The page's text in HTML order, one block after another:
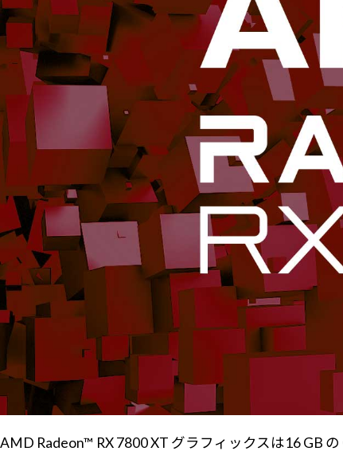
AMD Radeon™ RX 7800 XT グラフィックスは16 GB